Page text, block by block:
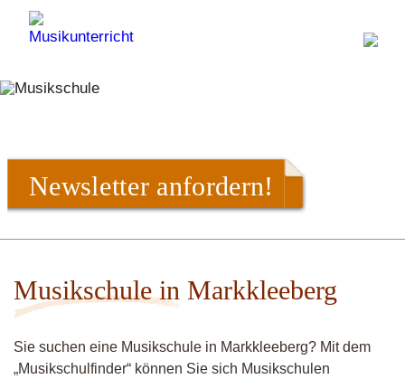
Newsletter anfordern!
Musikschule in Markkleeberg
Sie suchen eine Musikschule in Markkleeberg? Mit dem
„Musikschulfinder“ können Sie sich Musikschulen